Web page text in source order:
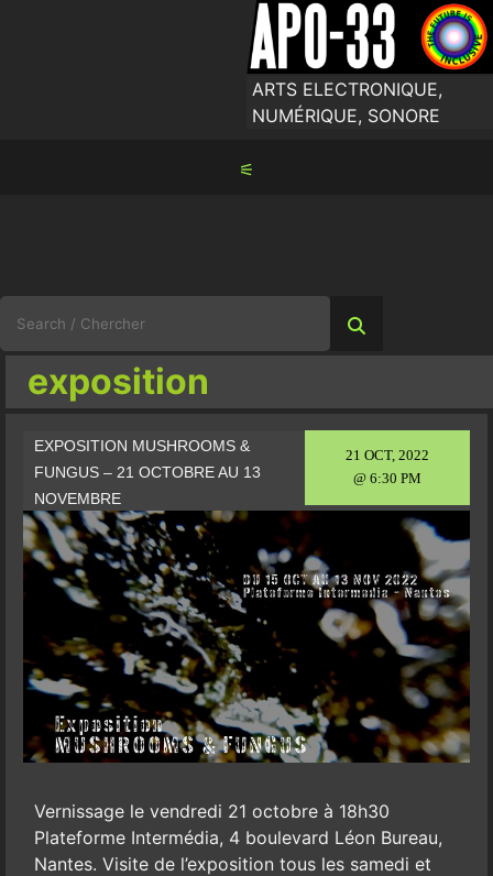
ARTS ELECTRONIQUE,
NUMÉRIQUE, SONORE
⚟
for:
exposition
21 OCT, 2022
@ 6:30 PM
EXPOSITION MUSHROOMS &
FUNGUS – 21 OCTOBRE AU 13
NOVEMBRE
Vernissage le vendredi 21 octobre à 18h30
Plateforme Intermédia, 4 boulevard Léon Bureau,
Nantes. Visite de l’exposition tous les samedi et